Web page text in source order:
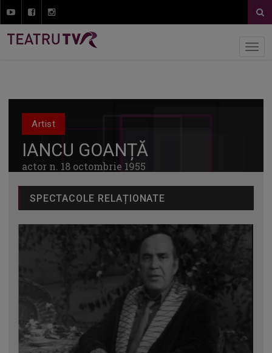
Artist
IANCU GOANȚĂ
actor n. 18 octombrie 1955
SPECTACOLE RELAȚIONATE